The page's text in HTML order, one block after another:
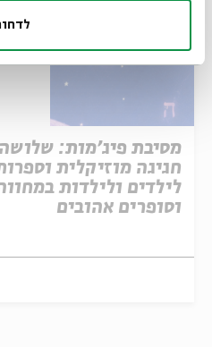
מסיבת פיג'מות:
חגיגה מוזיקלית
לילדים ולילדות
וסופרים אהובים